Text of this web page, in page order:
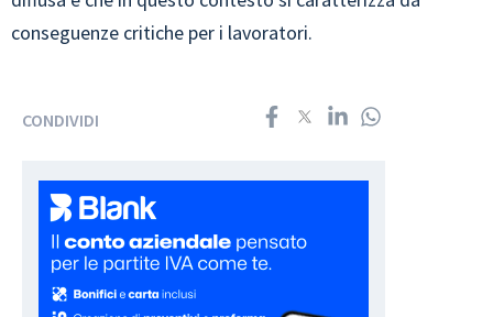
conseguenze critiche per i lavoratori.
CONDIVIDI